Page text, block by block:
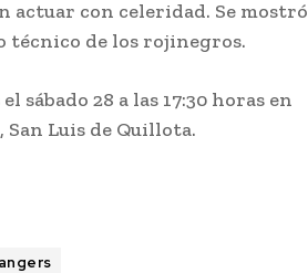
actuar con celeridad. Se mostró
técnico de los rojinegros.
28 a las 17:30 horas en
Luis de Quillota.